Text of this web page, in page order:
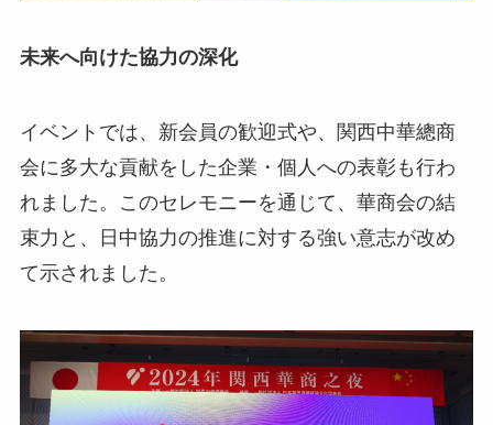
未来へ向けた協力の深化
イベントでは、新会員の歓迎式や、関西中華總商
会に多大な貢献をした企業・個人への表彰も行わ
れました。このセレモニーを通じて、華商会の結
束力と、日中協力の推進に対する強い意志が改め
て示されました。